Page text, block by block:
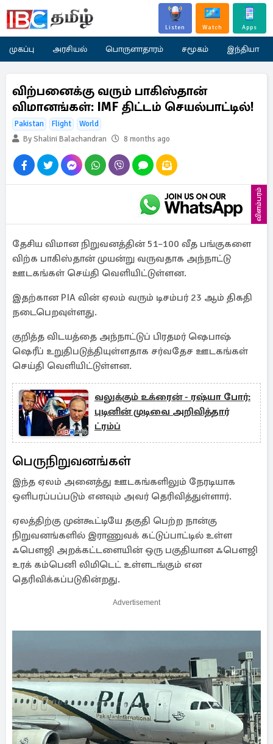
Listen Watch Apps
முகப்பு அரசியல் பொருளாதாரம் சமூகம் இந்தியா
விற்பனைக்கு வரும் பாகிஸ்தான்
விமானங்கள்: IMF திட்டம் செயல்பாட்டில்!
Pakistan Flight
World
By Shalini Balachandran
8 months ago
விளம்பரம்
தேசிய விமான நிறுவனத்தின் 51–100 வீத பங்குகளை
விற்க பாகிஸ்தான் முயன்று வருவதாக அந்நாட்டு
ஊடகங்கள் செய்தி வெளியிட்டுள்ளன.
இதற்கான PIA வின் ஏலம் வரும் டிசம்பர் 23 ஆம் திகதி
நடைபெறவுள்ளது.
குறித்த விடயத்தை அந்நாட்டுப் பிரதமர் ஷெபாஷ்
ஷெரீப் உறுதிபடுத்தியுள்ளதாக சர்வதேச ஊடகங்கள்
செய்தி வெளியிட்டுள்ளன.
வலுக்கும் உக்ரைன் - ரஷ்யா போர்:
புடினின் முடிவை அறிவித்தார்
ட்ரம்ப்
பெருநிறுவனங்கள்
இந்த ஏலம் அனைத்து ஊடகங்களிலும் நேரடியாக
ஒளிபரப்பப்படும் எனவும் அவர் தெரிவித்துள்ளார்.
ஏலத்திற்கு முன்கூட்டியே தகுதி பெற்ற நான்கு
நிறுவனங்களில் இராணுவக் கட்டுப்பாட்டில் உள்ள
ஃபௌஜி அறக்கட்டளையின் ஒரு பகுதியான ஃபௌஜி
உரக் கம்பெனி லிமிடெட் உள்ளடங்கும் என
தெரிவிக்கப்படுகின்றது.
Advertisement